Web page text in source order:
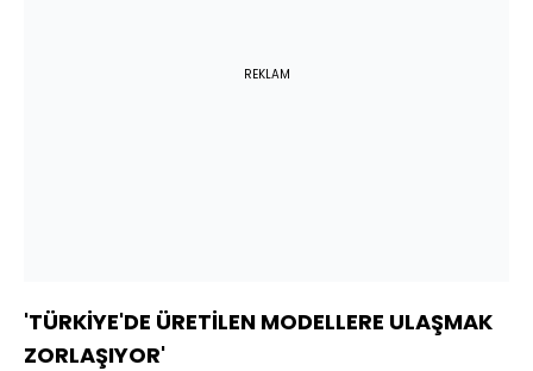
REKLAM
'TÜRKİYE'DE ÜRETİLEN MODELLERE ULAŞMAK
ZORLAŞIYOR'